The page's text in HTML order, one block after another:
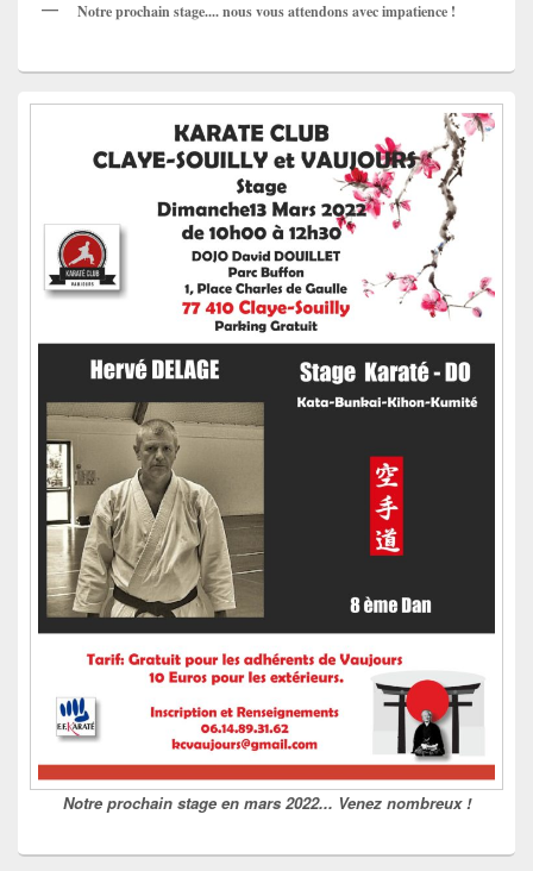
Notre prochain stage.... nous vous attendons avec impatience !
Notre prochain stage en mars 2022... Venez nombreux !